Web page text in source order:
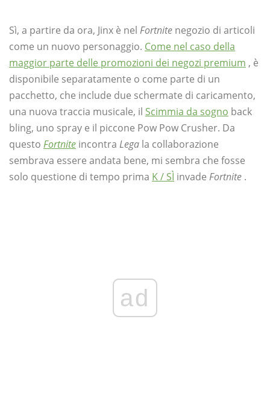
Sì, a partire da ora, Jinx è nel Fortnite negozio di articoli
come un nuovo personaggio. Come nel caso della
maggior parte delle promozioni dei negozi premium , è
disponibile separatamente o come parte di un
pacchetto, che include due schermate di caricamento,
una nuova traccia musicale, il Scimmia da sogno back
bling, uno spray e il piccone Pow Pow Crusher. Da
questo Fortnite incontra Lega la collaborazione
sembrava essere andata bene, mi sembra che fosse
solo questione di tempo prima K / SÌ invade Fortnite .
ad